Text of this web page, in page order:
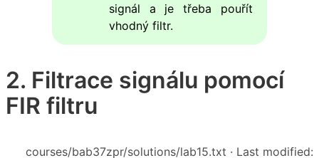
signál a je třeba pouřít
vhodný filtr.
2. Filtrace signálu pomocí
FIR filtru
courses/bab37zpr/solutions/lab15.txt · Last modified: